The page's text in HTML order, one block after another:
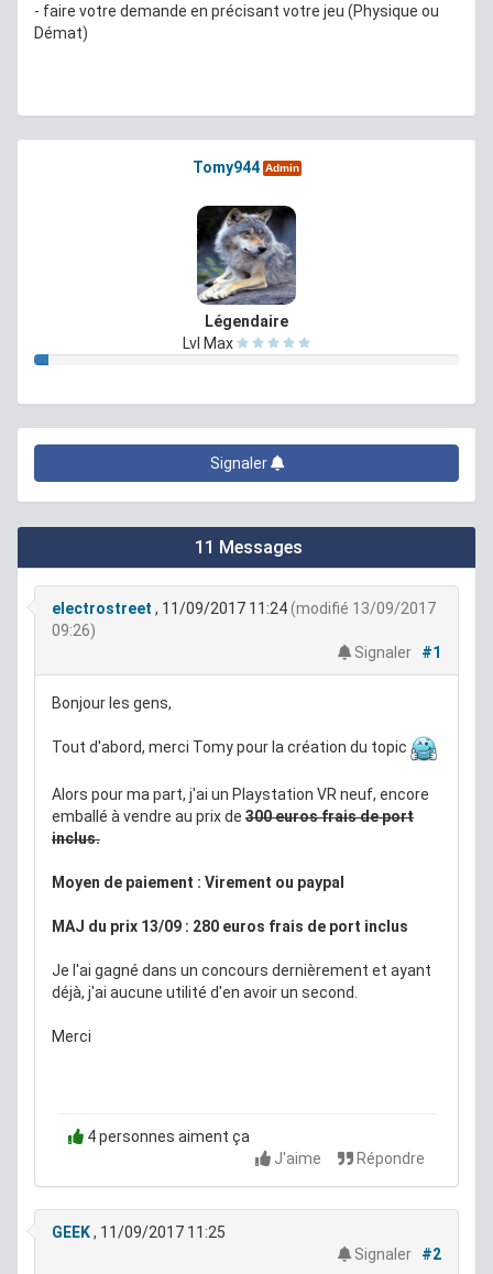
- faire votre demande en précisant votre jeu (Physique ou
Démat)
Tomy944 Admin
Légendaire
Lvl Max
Signaler
11 Messages
electrostreet , 11/09/2017 11:24(modifié 13/09/2017
09:26)
Signaler
#1
Bonjour les gens,
Tout d'abord, merci Tomy pour la création du topic
Alors pour ma part, j'ai un Playstation VR neuf, encore
emballé à vendre au prix de 300 euros frais de port
inclus.
Moyen de paiement : Virement ou paypal
MAJ du prix 13/09 : 280 euros frais de port inclus
Je l'ai gagné dans un concours dernièrement et ayant
déjà, j'ai aucune utilité d'en avoir un second.
Merci
4 personnes aiment ça
J'aime
Répondre
GEEK, 11/09/2017 11:25
Signaler
#2